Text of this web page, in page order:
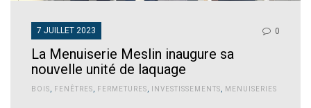
7 JUILLET 2023 0
La Menuiserie Meslin inaugure sa
nouvelle unité de laquage
BOIS, FENÊTRES, FERMETURES, INVESTISSEMENTS, MENUISERIES